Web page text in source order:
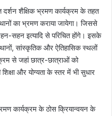
दर्शन शैक्षिक भ्रमण कार्यक्रम के तहत
का भ्रमण कराया जायेगा। जिससे
सहन इत्यादि से परिचित होंगे। इसके
सांस्कृतिक और ऐतिहासिक स्थलों
से जहां छात्र-छात्राओं को
और योग्यता के स्तर में भी सुधार
कार्यक्रम के ठोस क्रियान्वयन के